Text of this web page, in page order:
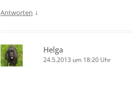
Antworten ↓
Helga
24.5.2013 um 18:20 Uhr